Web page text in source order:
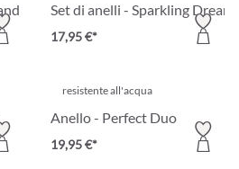
Set di anelli - Sparkling Dream
17,95 €*
resistente all'acqua
Anello - Perfect Duo
19,95 €*